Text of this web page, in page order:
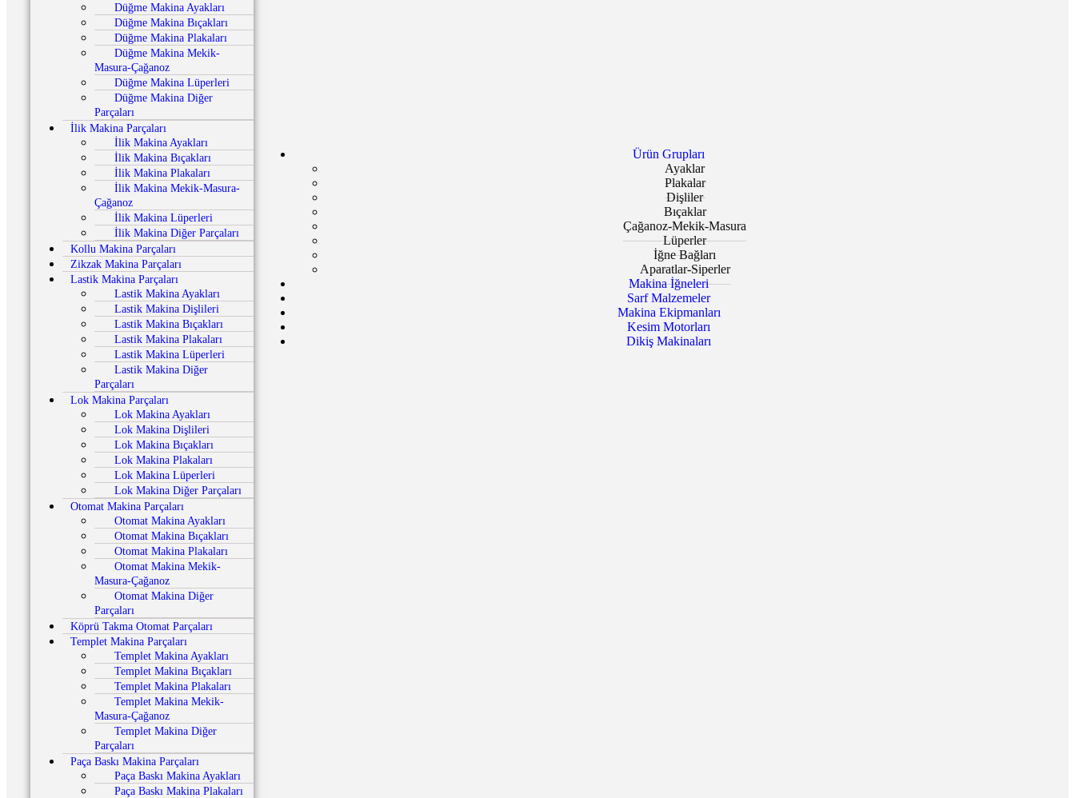
Düğme Makina Ayakları
Düğme Makina Bıçakları
Düğme Makina Plakaları
Düğme Makina Mekik-
Masura-Çağanoz
Düğme Makina Lüperleri
Düğme Makina Diğer
Parçaları
İlik Makina Parçaları
İlik Makina Ayakları
İlik Makina Bıçakları
İlik Makina Plakaları
İlik Makina Mekik-Masura-
Çağanoz
İlik Makina Lüperleri
İlik Makina Diğer Parçaları
Kollu Makina Parçaları
Zikzak Makina Parçaları
Lastik Makina Parçaları
Lastik Makina Ayakları
Lastik Makina Dişlileri
Lastik Makina Bıçakları
Lastik Makina Plakaları
Lastik Makina Lüperleri
Lastik Makina Diğer
Parçaları
Lok Makina Parçaları
Lok Makina Ayakları
Lok Makina Dişlileri
Lok Makina Bıçakları
Lok Makina Plakaları
Lok Makina Lüperleri
Lok Makina Diğer Parçaları
Otomat Makina Parçaları
Otomat Makina Ayakları
Otomat Makina Bıçakları
Otomat Makina Plakaları
Otomat Makina Mekik-
Masura-Çağanoz
Otomat Makina Diğer
Parçaları
Köprü Takma Otomat Parçaları
Templet Makina Parçaları
Templet Makina Ayakları
Templet Makina Bıçakları
Templet Makina Plakaları
Templet Makina Mekik-
Masura-Çağanoz
Templet Makina Diğer
Parçaları
Paça Baskı Makina Parçaları
Paça Baskı Makina Ayakları
Paça Baskı Makina Plakaları
Ürün Grupları
Ayaklar
Plakalar
Dişliler
Bıçaklar
Çağanoz-Mekik-Masura
Lüperler
İğne Bağları
Aparatlar-Siperler
Makina İğneleri
Sarf Malzemeler
Makina Ekipmanları
Kesim Motorları
Dikiş Makinaları